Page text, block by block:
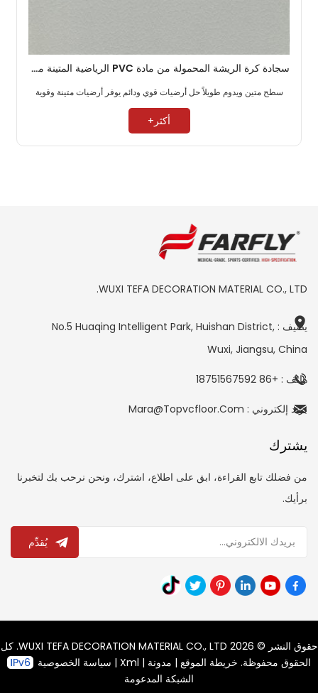
سجادة كرة الريشة المحمولة من مادة PVC الرياضية المتينة مقاس 4.5 مم
سطح متين ويدوم طويلاً حل أرضيات قوي ودائم يوفر أرضيات متينة وقوية ​
أكثر+
WUXI TEFA DECORATION MATERIAL CO., LTD.
يضيف : No.5 Huaqing Intelligent Park, Huishan District,
Wuxi, Jiangsu, China
هاتف : +86 18751567592
بريد إلكتروني : Mara@topvcfloor.com
يشترك
من فضلك تابع القراءة، ابق على اطلاع، اشترك، ونحن نرحب بك لتخبرنا
برأيك.
يُقدِّم
حقوق النشر © 2026 WUXI TEFA DECORATION MATERIAL CO., LTD. كل
الحقوق محفوظة. خريطة الموقع | مدونة |
Xml
| سياسة الخصوصية
الشبكة المدعومة